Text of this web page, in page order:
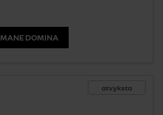
MANE DOMINA
atvyksta